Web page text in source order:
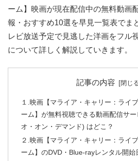
ーム】映画が現在配信中の無料動画
報・おすすめ10選を早見一覧表でま
レビ放送予定で見逃した洋画をフル
について詳しく解説していきます。
記事の内容
１.映画【マライア・キャリー：ライ
ーム】が無料視聴できる動画配信サ
オ・オン・デマンド) はどこ？
２.映画【マライア・キャリー：ライ
ーム】のDVD・Blue-rayレンタル開始